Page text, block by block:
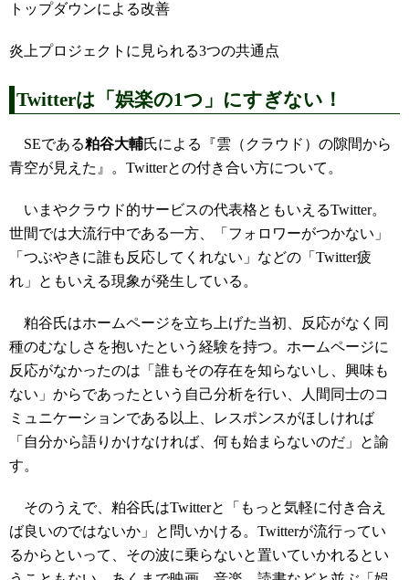
トップダウンによる改善
炎上プロジェクトに見られる3つの共通点
Twitterは「娯楽の1つ」にすぎない！
SEである粕谷大輔氏による『雲（クラウド）の隙間から
青空が見えた』。Twitterとの付き合い方について。
いまやクラウド的サービスの代表格ともいえるTwitter。
世間では大流行中である一方、「フォロワーがつかない」
「つぶやきに誰も反応してくれない」などの「Twitter疲
れ」ともいえる現象が発生している。
粕谷氏はホームページを立ち上げた当初、反応がなく同
種のむなしさを抱いたという経験を持つ。ホームページに
反応がなかったのは「誰もその存在を知らないし、興味も
ない」からであったという自己分析を行い、人間同士のコ
ミュニケーションである以上、レスポンスがほしければ
「自分から語りかけなければ、何も始まらないのだ」と諭
す。
そのうえで、粕谷氏はTwitterと「もっと気軽に付き合え
ば良いのではないか」と問いかける。Twitterが流行ってい
るからといって、その波に乗らないと置いていかれるとい